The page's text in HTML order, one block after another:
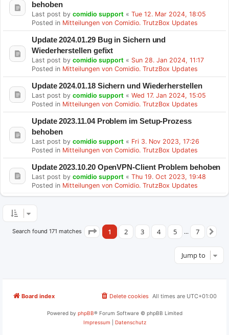
behoben
Last post by comidio support « Tue 12. Mar 2024, 18:05
Posted in Mitteilungen von Comidio. TrutzBox Updates
Update 2024.01.29 Bug in Sichern und
Wiederherstellen gefixt
Last post by comidio support « Sun 28. Jan 2024, 11:17
Posted in Mitteilungen von Comidio. TrutzBox Updates
Update 2024.01.18 Sichern und Wiederherstellen
Last post by comidio support « Wed 17. Jan 2024, 15:05
Posted in Mitteilungen von Comidio. TrutzBox Updates
Update 2023.11.04 Problem im Setup-Prozess
behoben
Last post by comidio support « Fri 3. Nov 2023, 17:26
Posted in Mitteilungen von Comidio. TrutzBox Updates
Update 2023.10.20 OpenVPN-Client Problem behoben
Last post by comidio support « Thu 19. Oct 2023, 19:48
Posted in Mitteilungen von Comidio. TrutzBox Updates
Search found 171 matches Page of
1 2 3 4 5 … 7
Jump to
Board index All times are UTC+01:00
Delete cookies
Powered by phpBB® Forum Software © phpBB Limited
Impressum
Datenschutz